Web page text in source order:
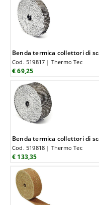
Benda termica collettori di
Cod. 519817 | Thermo Tec
€ 69,25
Benda termica collettori di
Cod. 519818 | Thermo Tec
€ 133,35